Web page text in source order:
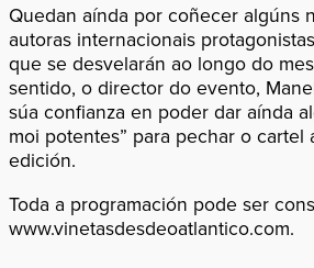
Quedan aínda por coñecer algúns
autoras internacionais
que se desvelarán ao longo do
sentido, o director do evento,
súa confianza en poder dar aínda
moi potentes” para pechar o cartel
edición.
Toda a programación pode ser
www.vinetasdesdeoatlantico.com.